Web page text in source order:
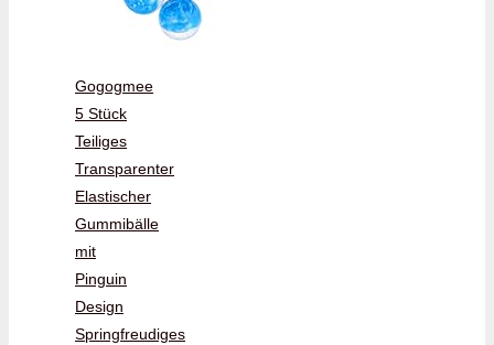
Gogogmee
5 Stück
Teiliges
Transparenter
Elastischer
Gummibälle
mit
Pinguin
Design
Springfreudiges